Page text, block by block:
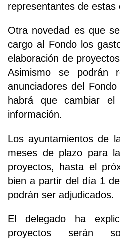
representantes de estas
Otra novedad es que
cargo al Fondo los
elaboración de
Asimismo se podrán
anunciadores del
habrá que cambiar
información.
Los ayuntamientos de
meses de plazo para
proyectos, hasta el
bien a partir del día 1
podrán ser adjudicados.
El delegado ha
proyectos serán